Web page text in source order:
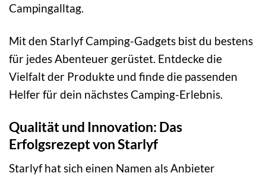
Campingalltag.
Mit den Starlyf Camping-Gadgets bist du bestens
für jedes Abenteuer gerüstet. Entdecke die
Vielfalt der Produkte und finde die passenden
Helfer für dein nächstes Camping-Erlebnis.
Qualität und Innovation: Das
Erfolgsrezept von Starlyf
Starlyf hat sich einen Namen als Anbieter